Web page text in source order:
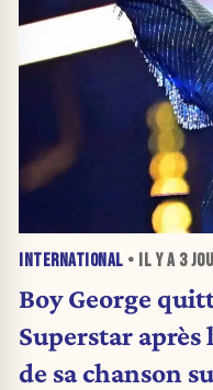
INTERNATIONAL • IL Y A 3
Boy George
Superstar
de sa chanson